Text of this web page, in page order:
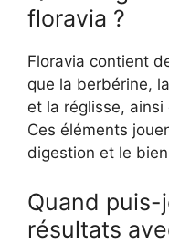
floravia ?
Floravia contient
que la berbérine,
et la réglisse,
Ces éléments
digestion et le
Quand
résultats